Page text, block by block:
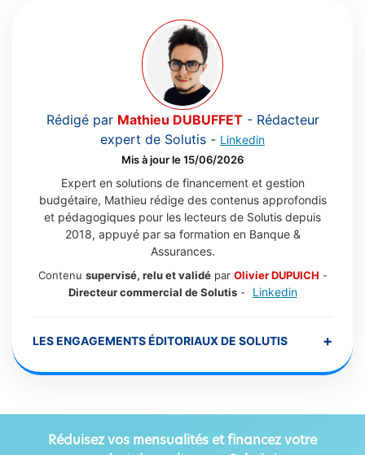
Rédigé par Mathieu DUBUFFET- Rédacteur
expert de Solutis - Linkedin
Mis à jour le 15/06/2026
Expert en solutions de financement et gestion
budgétaire, Mathieu rédige des contenus approfondis
et pédagogiques pour les lecteurs de Solutis depuis
2018, appuyé par sa formation en Banque &
Assurances.
Contenu supervisé, relu et validépar Olivier DUPUICH -
Directeur commercial de Solutis- Linkedin
LES ENGAGEMENTS ÉDITORIAUX DE SOLUTIS +
Réduisez vos mensualités et financez votre